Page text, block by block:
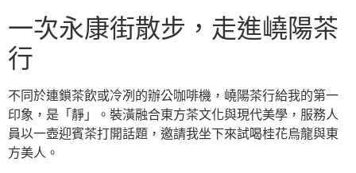
一次永康街散步，走進嶢陽茶
行
不同於連鎖茶飲或冷冽的辦公咖啡機，嶢陽茶行給我的第一
印象，是「靜」。裝潢融合東方茶文化與現代美學，服務人
員以一壺迎賓茶打開話題，邀請我坐下來試喝桂花烏龍與東
方美人。